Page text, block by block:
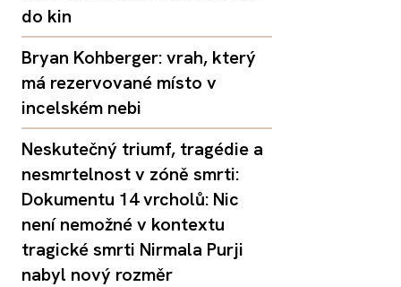
do kin
Bryan Kohberger: vrah, který
má rezervované místo v
incelském nebi
Neskutečný triumf, tragédie a
nesmrtelnost v zóně smrti:
Dokumentu 14 vrcholů: Nic
není nemožné v kontextu
tragické smrti Nirmala Purji
nabyl nový rozměr